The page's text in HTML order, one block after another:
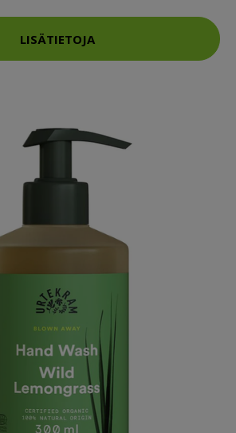
LISÄTIETOJA